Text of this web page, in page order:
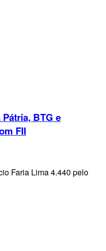
BTG e
FII
Faria Lima 4.440 pelo